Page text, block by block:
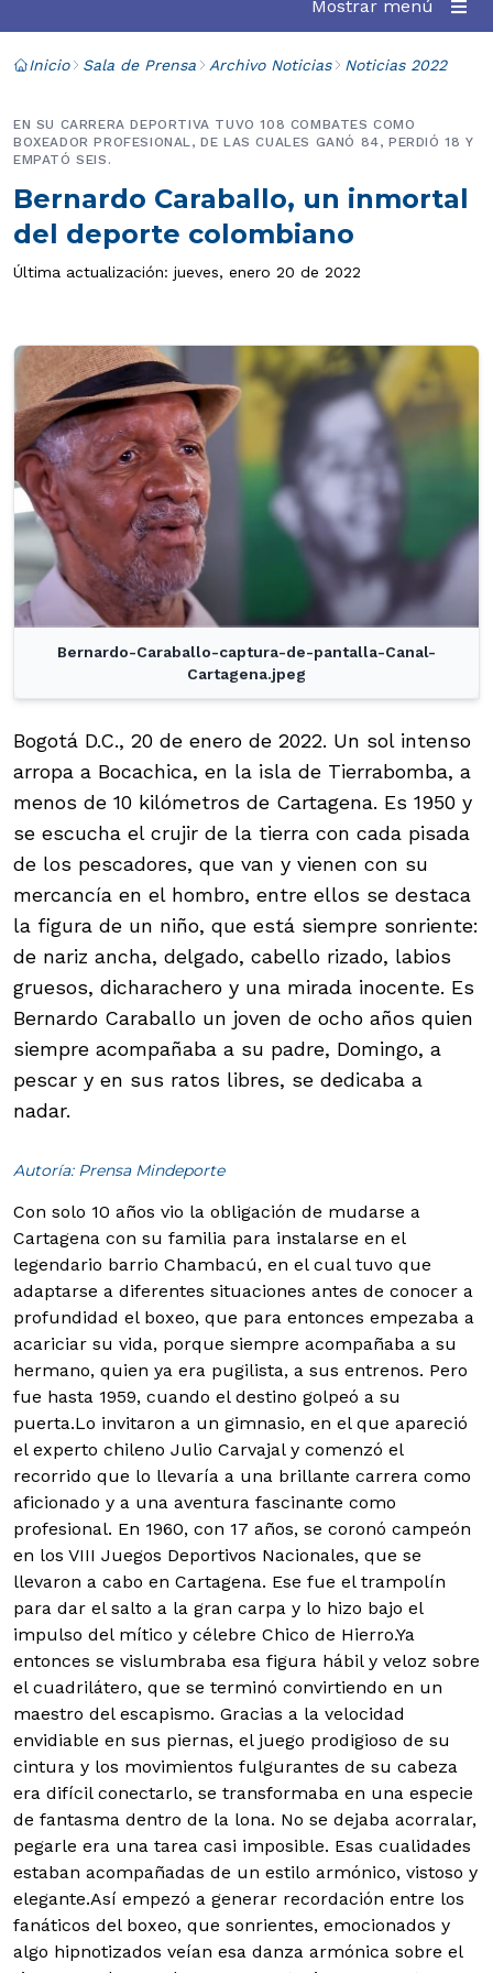
Mostrar menú
Inicio Sala de Prensa Archivo Noticias Noticias 2022
Bernardo Caraballo, un inmortal
del deporte colombiano
EN SU CARRERA DEPORTIVA TUVO 108 COMBATES COMO
BOXEADOR PROFESIONAL, DE LAS CUALES GANÓ 84, PERDIÓ 18 Y
EMPATÓ SEIS.
Última actualización: jueves, enero 20 de 2022
Bernardo-Caraballo-captura-de-pantalla-Canal-
Cartagena.jpeg
Bogotá D.C., 20 de enero de 2022. Un sol intenso
arropa a Bocachica, en la isla de Tierrabomba, a
menos de 10 kilómetros de Cartagena. Es 1950 y
se escucha el crujir de la tierra con cada pisada
de los pescadores, que van y vienen con su
mercancía en el hombro, entre ellos se destaca
la figura de un niño, que está siempre sonriente:
de nariz ancha, delgado, cabello rizado, labios
gruesos, dicharachero y una mirada inocente. Es
Bernardo Caraballo un joven de ocho años quien
siempre acompañaba a su padre, Domingo, a
pescar y en sus ratos libres, se dedicaba a
nadar.
Autoría: Prensa Mindeporte
Con solo 10 años vio la obligación de mudarse a
Cartagena con su familia para instalarse en el
legendario barrio Chambacú, en el cual tuvo que
adaptarse a diferentes situaciones antes de conocer a
profundidad el boxeo, que para entonces empezaba a
acariciar su vida, porque siempre acompañaba a su
hermano, quien ya era pugilista, a sus entrenos. Pero
fue hasta 1959, cuando el destino golpeó a su
puerta.Lo invitaron a un gimnasio, en el que apareció
el experto chileno Julio Carvajal y comenzó el
recorrido que lo llevaría a una brillante carrera como
aficionado y a una aventura fascinante como
profesional. En 1960, con 17 años, se coronó campeón
en los VIII Juegos Deportivos Nacionales, que se
llevaron a cabo en Cartagena. Ese fue el trampolín
para dar el salto a la gran carpa y lo hizo bajo el
impulso del mítico y célebre Chico de Hierro.Ya
entonces se vislumbraba esa figura hábil y veloz sobre
el cuadrilátero, que se terminó convirtiendo en un
maestro del escapismo. Gracias a la velocidad
envidiable en sus piernas, el juego prodigioso de su
cintura y los movimientos fulgurantes de su cabeza
era difícil conectarlo, se transformaba en una especie
de fantasma dentro de la lona. No se dejaba acorralar,
pegarle era una tarea casi imposible. Esas cualidades
estaban acompañadas de un estilo armónico, vistoso y
elegante.Así empezó a generar recordación entre los
fanáticos del boxeo, que sonrientes, emocionados y
algo hipnotizados veían esa danza armónica sobre el